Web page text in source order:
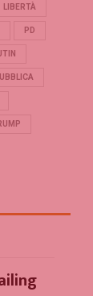
LIBERTÀ
PD